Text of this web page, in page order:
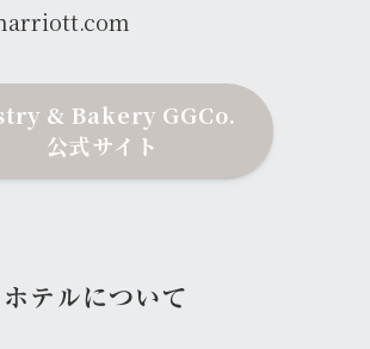
& Bakery GGCo.
公式サイト
テルについて